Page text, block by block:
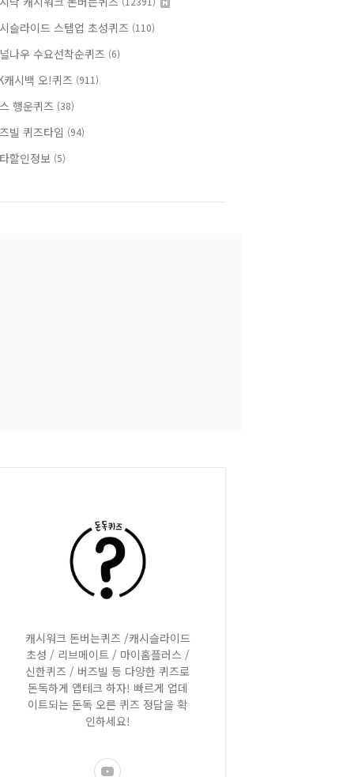
슬라이드 스텝업 초성퀴즈 (110)
나우 수요선착순퀴즈 (6)
캐시백 오!퀴즈 (911)
행운퀴즈 (38)
빌 퀴즈타임 (94)
할인정보 (5)
캐시워크 돈버는퀴즈 /캐시슬라이드
초성 / 리브메이트 / 마이홈플러스 /
신한퀴즈 / 버즈빌 등 다양한 퀴즈로
돈독하게 앱테크 하자! 빠르게 업데
이트되는 돈독 오른 퀴즈 정답을 확
인하세요!